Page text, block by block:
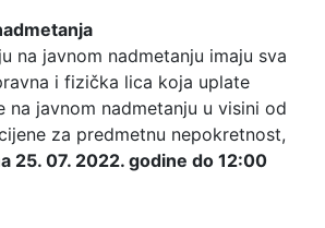
na javnom nadmetanju imaju sva
i fizička lica koja uplate
na javnom nadmetanju u visini od
za predmetnu nepokretnost,
25. 07. 2022. godine do 12:00